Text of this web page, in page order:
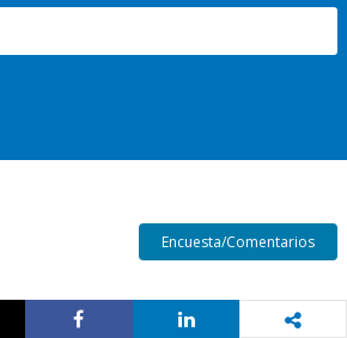
Encuesta/Comentarios